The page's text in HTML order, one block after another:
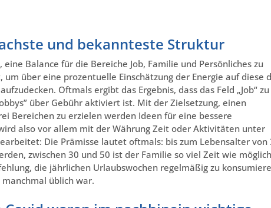
und bekannteste Struktur
Balance für die Bereiche Job, Familie und Persönliches zu
über eine prozentuelle Einschätzung der Energie auf diese
Oftmals ergibt das Ergebnis, dass das Feld „Job“ zu
über Gebühr aktiviert ist. Mit der Zielsetzung, einen
Bereichen zu erzielen werden Ideen für eine bessere
also vor allem mit der Währung Zeit oder Aktivitäten unter
Die Prämisse lautet oftmals: bis zum Lebensalter von
zwischen 30 und 50 ist der Familie so viel Zeit wie
die jährlichen Urlaubswochen regelmäßig zu
üblich war.